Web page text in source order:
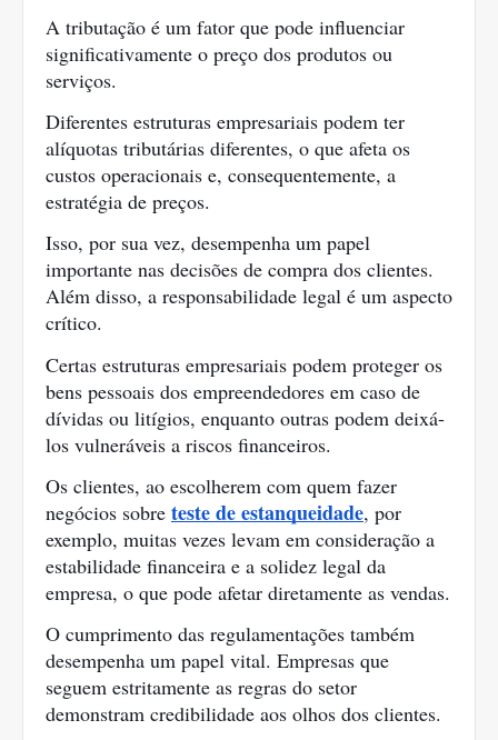
A tributação é um fator que pode influenciar
significativamente o preço dos produtos ou
serviços.
Diferentes estruturas empresariais podem ter
alíquotas tributárias diferentes, o que afeta os
custos operacionais e, consequentemente, a
estratégia de preços.
Isso, por sua vez, desempenha um papel
importante nas decisões de compra dos clientes.
Além disso, a responsabilidade legal é um aspecto
crítico.
Certas estruturas empresariais podem proteger os
bens pessoais dos empreendedores em caso de
dívidas ou litígios, enquanto outras podem deixá-
los vulneráveis a riscos financeiros.
Os clientes, ao escolherem com quem fazer
negócios sobre teste de estanqueidade, por
exemplo, muitas vezes levam em consideração a
estabilidade financeira e a solidez legal da
empresa, o que pode afetar diretamente as vendas.
O cumprimento das regulamentações também
desempenha um papel vital. Empresas que
seguem estritamente as regras do setor
demonstram credibilidade aos olhos dos clientes.